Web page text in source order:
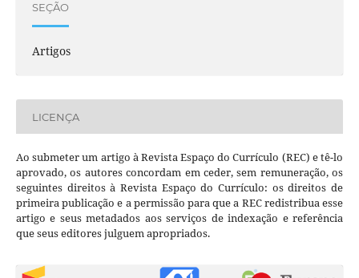
SEÇÃO
Artigos
LICENÇA
Ao submeter um artigo à Revista Espaço do Currículo (REC) e tê-lo
aprovado, os autores concordam em ceder, sem remuneração, os
seguintes direitos à Revista Espaço do Currículo: os direitos de
primeira publicação e a permissão para que a REC redistribua esse
artigo e seus metadados aos serviços de indexação e referência
que seus editores julguem apropriados.